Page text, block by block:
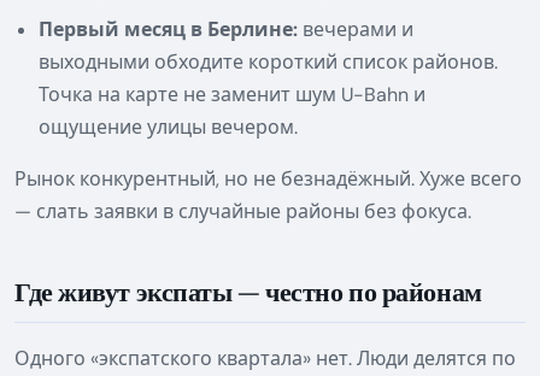
Первый месяц в Берлине: вечерами и
выходными обходите короткий список районов.
Точка на карте не заменит шум U-Bahn и
ощущение улицы вечером.
Рынок конкурентный, но не безнадёжный. Хуже всего
— слать заявки в случайные районы без фокуса.
Где живут экспаты — честно по районам
Одного «экспатского квартала» нет. Люди делятся по